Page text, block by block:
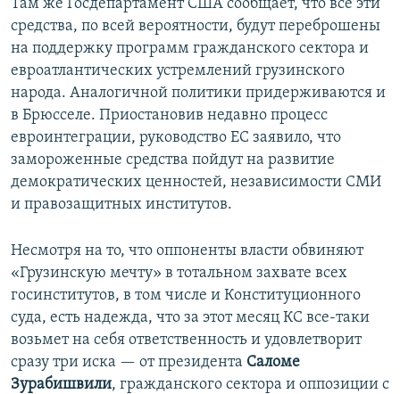
Там же Госдепартамент США сообщает, что все эти
средства, по всей вероятности, будут переброшены
на поддержку программ гражданского сектора и
евроатлантических устремлений грузинского
народа. Аналогичной политики придерживаются и
в Брюсселе. Приостановив недавно процесс
евроинтеграции, руководство ЕС заявило, что
замороженные средства пойдут на развитие
демократических ценностей, независимости СМИ
и правозащитных институтов.
Несмотря на то, что оппоненты власти обвиняют
«Грузинскую мечту» в тотальном захвате всех
госинститутов, в том числе и Конституционного
суда, есть надежда, что за этот месяц КС все-таки
возьмет на себя ответственность и удовлетворит
сразу три иска — от президента Саломе
Зурабишвили, гражданского сектора и оппозиции с